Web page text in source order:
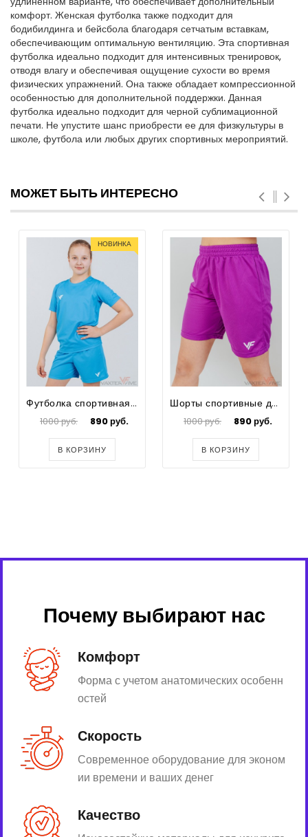
комфорт. Женская футболка также подходит для
бодибилдинга и бейсбола благодаря сетчатым вставкам,
обеспечивающим оптимальную вентиляцию. Эта спортивная
футболка идеально подходит для интенсивных тренировок,
отводя влагу и обеспечивая ощущение сухости во время
физических упражнений. Она также обладает компрессионной
особенностью для дополнительной поддержки. Данная
футболка идеально подходит для черной сублимационной
печати. Не упустите шанс приобрести ее для физкультуры в
школе, футбола или любых других спортивных мероприятий.
МОЖЕТ БЫТЬ ИНТЕРЕСНО
НОВИНКА
Футболка спортивная для футбола для девочек Prima
1000 руб. 890 руб.
В КОРЗИНУ
Шорты спортивные для футбола для девочек Prima
1000 руб. 890 руб.
В КОРЗИНУ
Почему выбирают нас
Комфорт
Форма с учетом анатомических особенн
остей
Скорость
Современное оборудование для эконом
ии времени и ваших денег
Качество